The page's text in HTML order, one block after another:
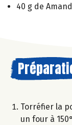
40 g de
Torréfier la
un four à